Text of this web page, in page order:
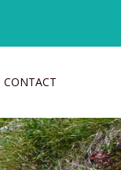
CONTACT